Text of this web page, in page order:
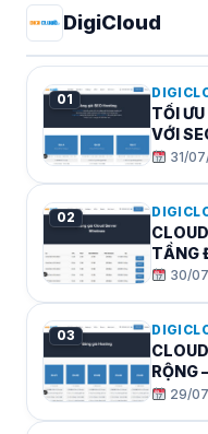
DigiCloud
01
TỐI
VỚI
31/
02
TẦNG
CÁC
30/
03
RỘNG
CÙNG
29/